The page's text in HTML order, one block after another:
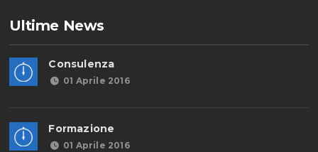
Ultime News
Consulenza
01 Aprile 2016
Formazione
01 Aprile 2016